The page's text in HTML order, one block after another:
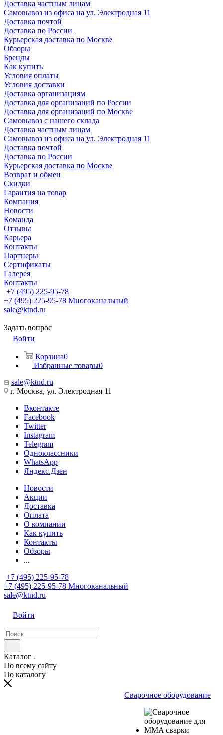
Доставка частным лицам
Самовывоз из офиса на ул. Электродная 11
Доставка почтой
Доставка по России
Курьерская доставка по Москве
Обзоры
Бренды
Как купить
Условия оплаты
Условия доставки
Доставка организациям
Доставка для организаций по России
Доставка для организаций по Москве
Самовывоз с нашего склада
Доставка частным лицам
Самовывоз из офиса на ул. Электродная 11
Доставка почтой
Доставка по России
Курьерская доставка по Москве
Возврат и обмен
Скидки
Гарантия на товар
Компания
Новости
Команда
Отзывы
Карьера
Контакты
Партнеры
Сертификаты
Галерея
Контакты
+7 (495) 225-95-78
+7 (495) 225-95-78 Многоканальный
sale@ktnd.ru
Задать вопрос
Войти
Корзина0
Избранные товары0
sale@ktnd.ru
г. Москва, ул. Электродная 11
Вконтакте
Facebook
Twitter
Instagram
Telegram
Одноклассники
WhatsApp
Яндекс.Дзен
Новости
Акции
Доставка
Оплата
О компании
Как купить
Контакты
Обзоры
...
+7 (495) 225-95-78
+7 (495) 225-95-78 Многоканальный
sale@ktnd.ru
Войти
Каталог
По всему сайту
По каталогу
Сварочное оборудование